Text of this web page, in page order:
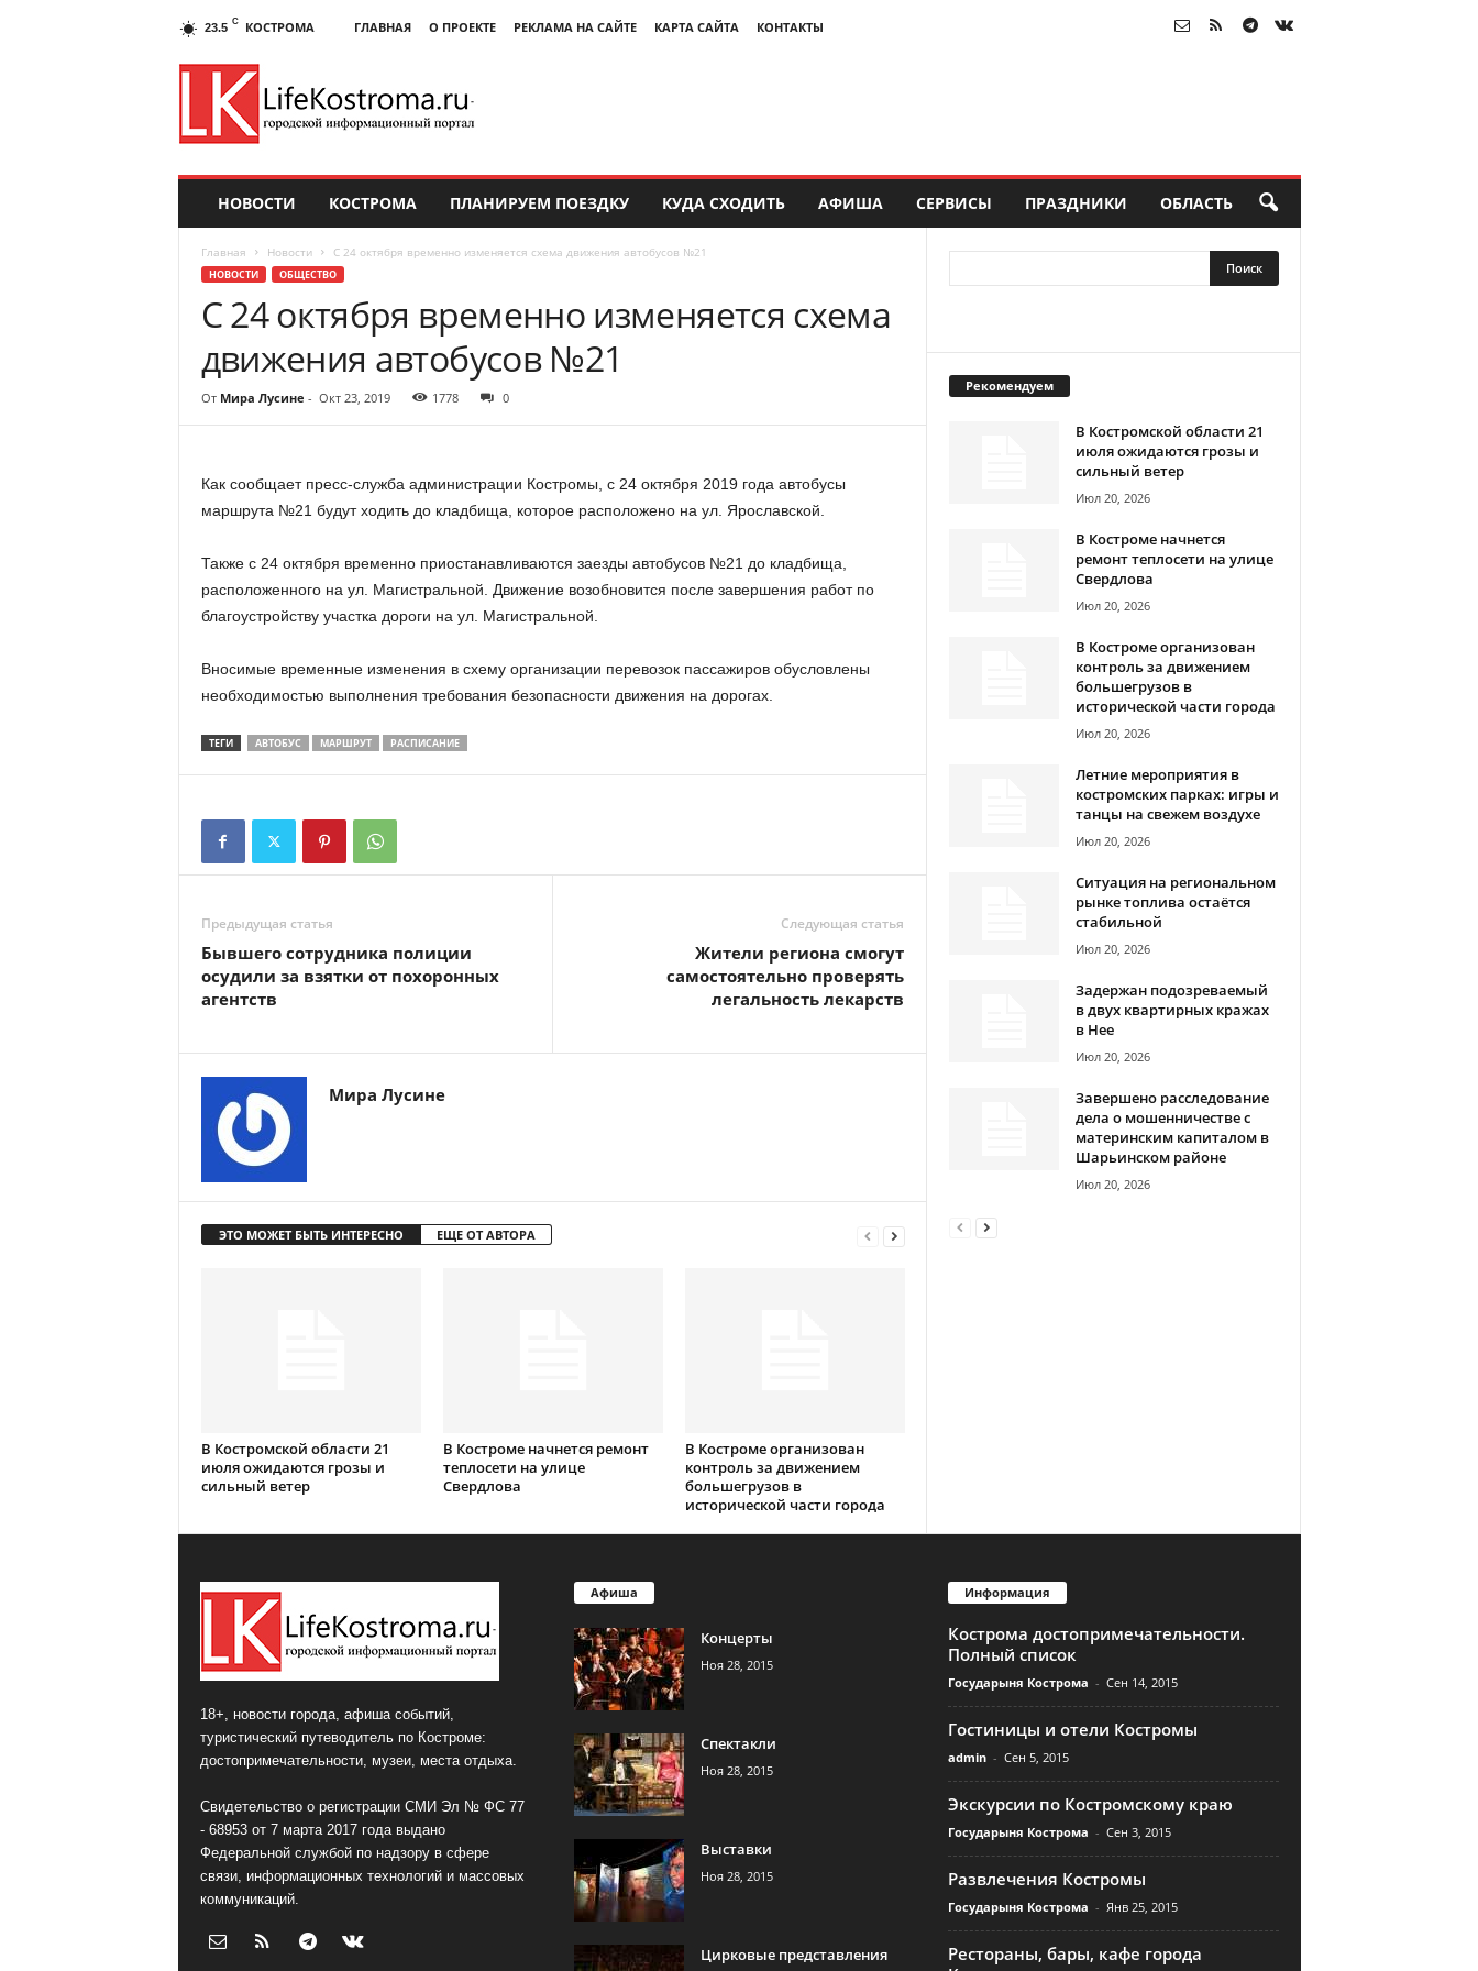
23.5 C КОСТРОМА ГЛАВНАЯ О ПРОЕКТЕ РЕКЛАМА НА САЙТЕ КАРТА САЙТА КОНТАКТЫ
НОВОСТИ КОСТРОМА ПЛАНИРУЕМ ПОЕЗДКУ КУДА СХОДИТЬ АФИША СЕРВИСЫ ПРАЗДНИКИ ОБЛАСТЬ
Главная Новости С 24 октября временно изменяется схема движения автобусов №21
НОВОСТИ ОБЩЕСТВО
С 24 октября временно изменяется схема
движения автобусов №21
От Мира Лусине - Окт 23, 2019 1778 0
Как сообщает пресс-служба администрации Костромы, с 24 октября 2019 года автобусы
маршрута №21 будут ходить до кладбища, которое расположено на ул. Ярославской.
Также с 24 октября временно приостанавливаются заезды автобусов №21 до кладбища,
расположенного на ул. Магистральной. Движение возобновится после завершения работ по
благоустройству участка дороги на ул. Магистральной.
Вносимые временные изменения в схему организации перевозок пассажиров обусловлены
необходимостью выполнения требования безопасности движения на дорогах.
ТЕГИ АВТОБУС МАРШРУТ РАСПИСАНИЕ
Предыдущая статья
Бывшего сотрудника полиции
осудили за взятки от похоронных
агентств
Следующая статья
Жители региона смогут
самостоятельно проверять
легальность лекарств
Мира Лусине
ЭТО МОЖЕТ БЫТЬ ИНТЕРЕСНО ЕЩЕ ОТ АВТОРА
В Костромской области 21
июля ожидаются грозы и
сильный ветер
В Костроме начнется ремонт
теплосети на улице
Свердлова
В Костроме организован
контроль за движением
большегрузов в
исторической части города
Рекомендуем
В Костромской области 21
июля ожидаются грозы и
сильный ветер
Июл 20, 2026
В Костроме начнется
ремонт теплосети на улице
Свердлова
Июл 20, 2026
В Костроме организован
контроль за движением
большегрузов в
исторической части города
Июл 20, 2026
Летние мероприятия в
костромских парках: игры и
танцы на свежем воздухе
Июл 20, 2026
Ситуация на региональном
рынке топлива остаётся
стабильной
Июл 20, 2026
Задержан подозреваемый
в двух квартирных кражах
в Нее
Июл 20, 2026
Завершено расследование
дела о мошенничестве с
материнским капиталом в
Шарьинском районе
Июл 20, 2026
18+, новости города, афиша событий,
туристический путеводитель по Костроме:
достопримечательности, музеи, места отдыха.
Свидетельство о регистрации СМИ Эл № ФС 77
- 68953 от 7 марта 2017 года выдано
Федеральной службой по надзору в сфере
связи, информационных технологий и массовых
коммуникаций.
Афиша
Концерты
Ноя 28, 2015
Спектакли
Ноя 28, 2015
Выставки
Ноя 28, 2015
Цирковые представления
Информация
Кострома достопримечательности.
Полный список
Государыня Кострома - Сен 14, 2015
Гостиницы и отели Костромы
admin - Сен 5, 2015
Экскурсии по Костромскому краю
Государыня Кострома - Сен 3, 2015
Развлечения Костромы
Государыня Кострома - Янв 25, 2015
Рестораны, бары, кафе города